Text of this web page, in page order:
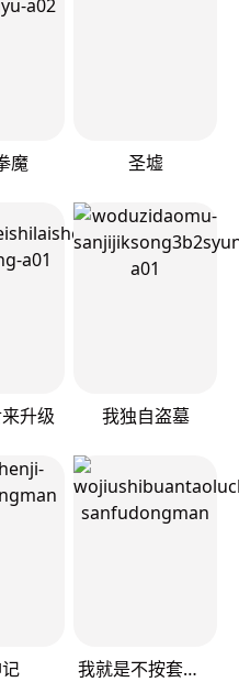
魔 圣墟
升级 我独自盗墓
我就是不按套路出牌（套路王）